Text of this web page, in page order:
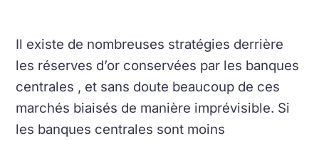
Il existe de nombreuses stratégies derrière
les réserves d’or conservées par les banques
centrales , et sans doute beaucoup de ces
marchés biaisés de manière imprévisible. Si
les banques centrales sont moins